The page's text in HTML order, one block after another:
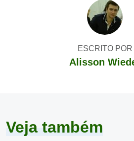
ESCRITO POR
Alisson
Veja também